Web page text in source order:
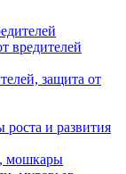
вредителей
защита от
роста и развития
мошкары